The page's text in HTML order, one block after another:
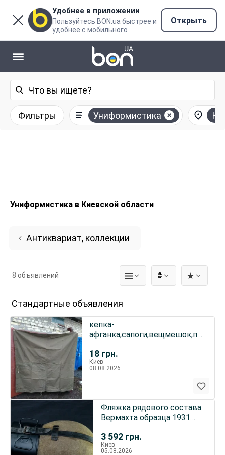
Удобнее в приложении
Пользуйтесь BON.ua быстрее и
удобнее с мобильного
Открыть
Фильтры Униформистика
Униформистика в Киевской области
Антиквариат, коллекции
₴
8 объявлений
Стандартные объявления
18 грн.
кепка-
Киев
08.08.2026
3 592 грн.
Фляжка рядового состава
Вермахта образца 1931
Киев
05.08.2026